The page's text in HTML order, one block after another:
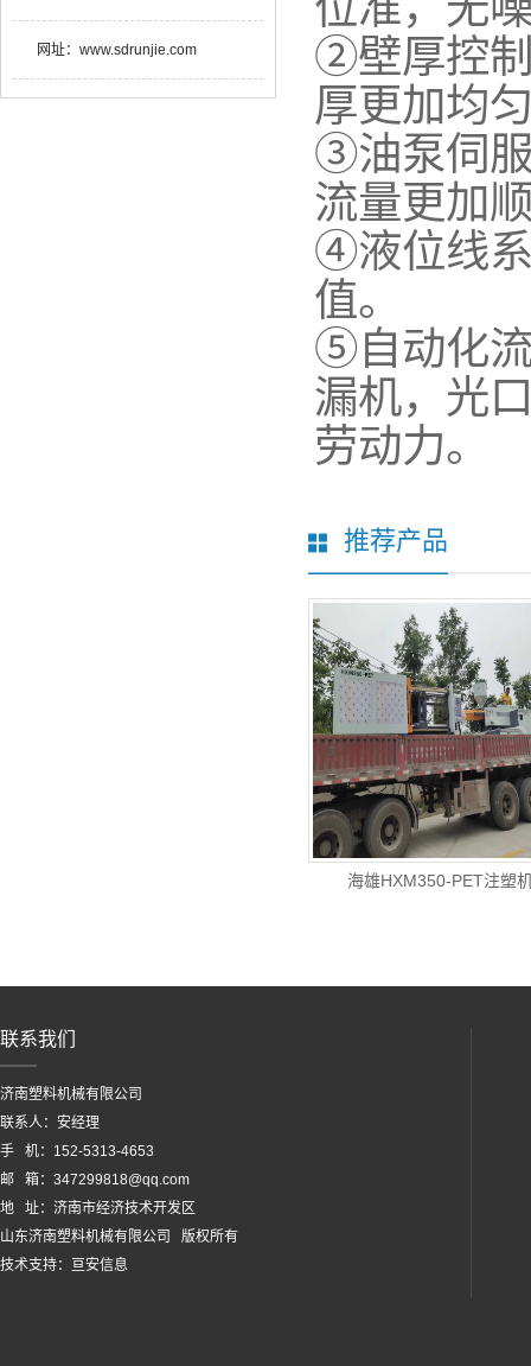
网址： www.sdrunjie.com
②壁厚控
厚更加均
③油泵伺
流量更加
④液位线
值。
⑤自动化
漏机，光
劳动力。
推荐产品
海雄HXM350-PET注塑
联系我们
济南塑料机械有限公司
联系人：安经理
手 机：152-5313-4653
邮 箱：347299818@qq.com
地 址：济南市经济技术开发区
山东济南塑料机械有限公司 版权所有
技术支持：
亘安信息